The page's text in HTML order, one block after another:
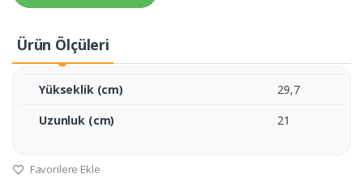
Ürün Ölçüleri
Yükseklik (cm)
29,7
Uzunluk (cm)
21
Favorilere Ekle